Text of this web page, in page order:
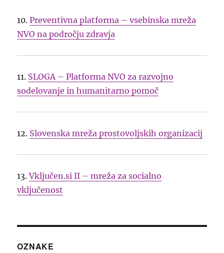
10.Preventivna platforma – vsebinska mreža
NVO na področju zdravja
11. SLOGA – Platforma NVO za razvojno
sodelovanje in humanitarno pomoč
12. Slovenska mreža prostovoljskih organizacij
13.Vključen.si II – mreža za socialno
vključenost
OZNAKE